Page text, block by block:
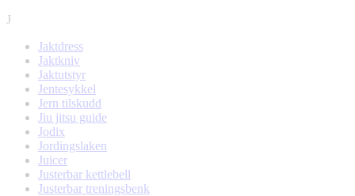
J
Jaktdress
Jaktkniv
Jaktutstyr
Jentesykkel
Jern tilskudd
Jiu jitsu guide
Jodix
Jordingslaken
Juicer
Justerbar kettlebell
Justerbar treningsbenk